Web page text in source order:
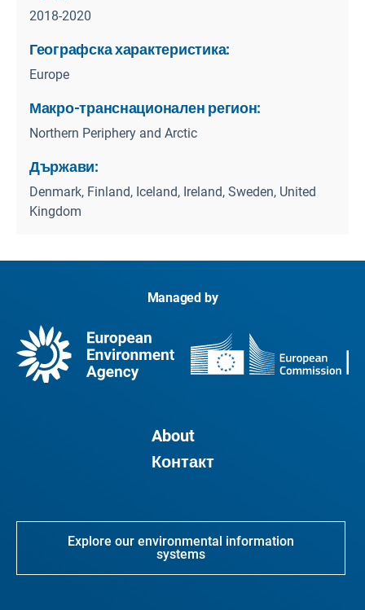
2018-2020
Географска характеристика:
Europe
Макро-транснационален регион:
Northern Periphery and Arctic
Държави:
Denmark, Finland, Iceland, Ireland, Sweden, United
Kingdom
Managed by
About
Контакт
Explore our environmental information
systems